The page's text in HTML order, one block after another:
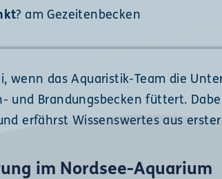
? am Gezeitenbecken
wenn das Aquaristik-Team die
und Brandungsbecken füttert.
erfährst Wissenswertes aus erster
im Nordsee-Aquarium